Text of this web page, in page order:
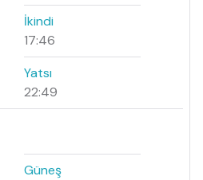
İkindi
17:46
Yatsı
22:49
Güneş